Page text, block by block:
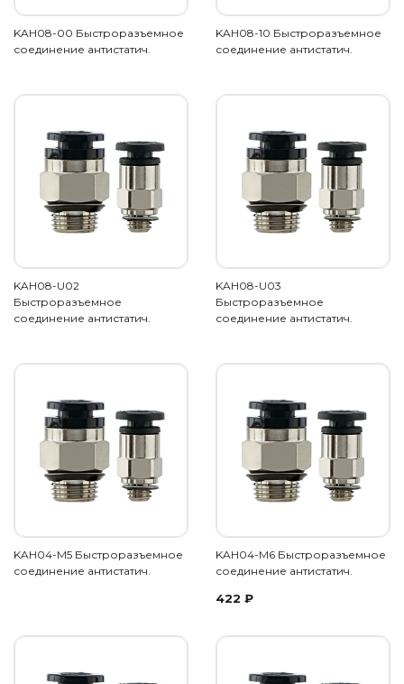
KAH08-00 Быстроразъемное
соединение антистатич.
KAH08-10 Быстроразъемное
соединение антистатич.
KAH08-U02
Быстроразъемное
соединение антистатич.
KAH08-U03
Быстроразъемное
соединение антистатич.
KAH04-M5 Быстроразъемное
соединение антистатич.
KAH04-M6 Быстроразъемное
соединение антистатич.
422 ₽